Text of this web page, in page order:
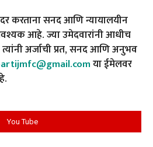
करताना सनद आणि न्यायालयीन
आहे. ज्या उमेदवारांनी आधीच
अर्जाची प्रत, सनद आणि अनुभव
या ईमेलवर
You Tube